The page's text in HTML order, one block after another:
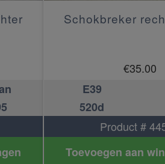
Schokbreker
€35.00
E39
520d
Product #
Toevoegen aan